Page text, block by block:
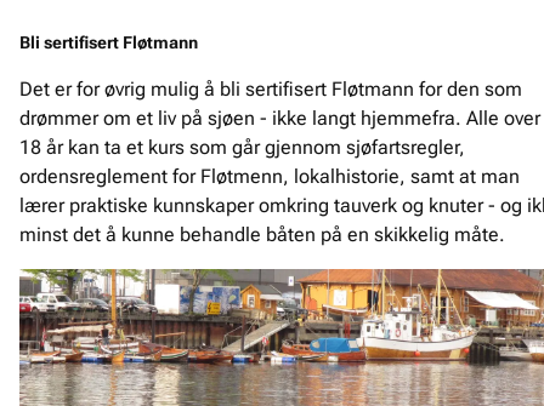
Bli sertifisert Fløtmann
Det er for øvrig mulig å bli sertifisert Fløtmann for den som
drømmer om et liv på sjøen - ikke langt hjemmefra. Alle over
18 år kan ta et kurs som går gjennom sjøfartsregler,
ordensreglement for Fløtmenn, lokalhistorie, samt at man
lærer praktiske kunnskaper omkring tauverk og knuter - og
minst det å kunne behandle båten på en skikkelig måte.